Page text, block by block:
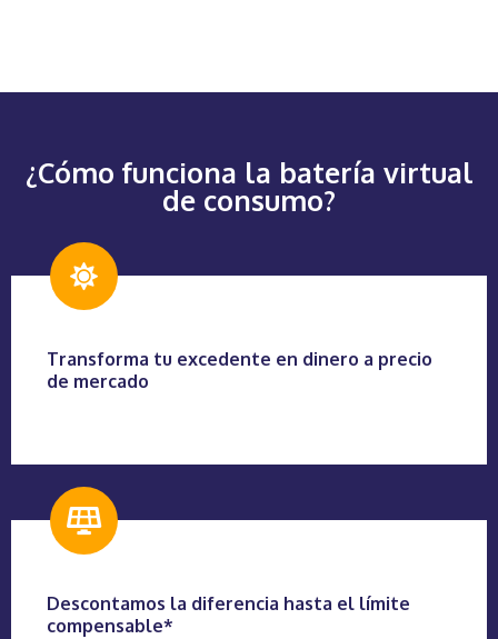
¿Cómo funciona la batería virtual
de consumo?
Transforma tu excedente en dinero a precio
de mercado
Descontamos la diferencia hasta el límite
compensable*